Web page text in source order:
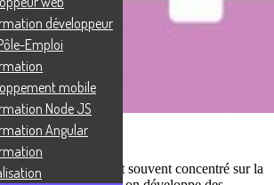
on est souvent concentré sur la
développeur
Emploi
mobile
Node JS
Angular